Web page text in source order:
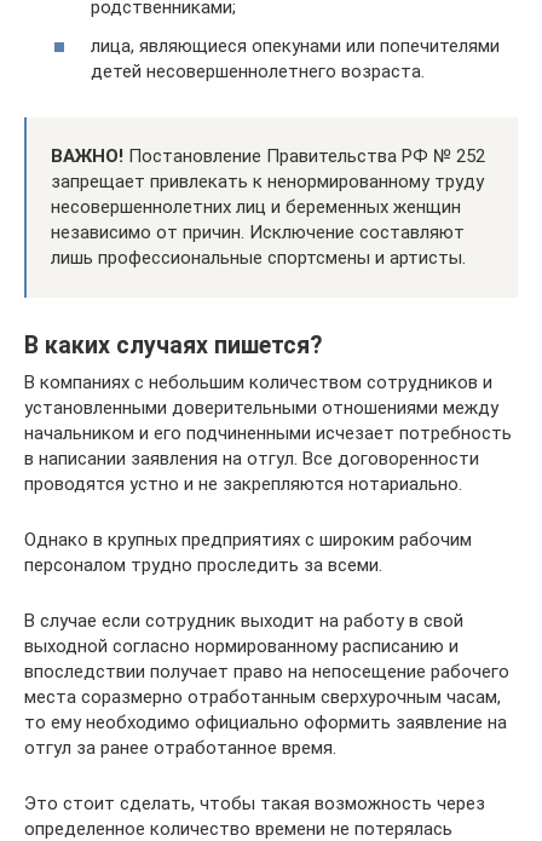
родственниками;
лица, являющиеся опекунами или попечителями
детей несовершеннолетнего возраста.
ВАЖНО! Постановление Правительства РФ № 252
запрещает привлекать к ненормированному труду
несовершеннолетних лиц и беременных женщин
независимо от причин. Исключение составляют
лишь профессиональные спортсмены и артисты.
В каких случаях пишется?
В компаниях с небольшим количеством сотрудников и
установленными доверительными отношениями между
начальником и его подчиненными исчезает потребность
в написании заявления на отгул. Все договоренности
проводятся устно и не закрепляются нотариально.
Однако в крупных предприятиях с широким рабочим
персоналом трудно проследить за всеми.
В случае если сотрудник выходит на работу в свой
выходной согласно нормированному расписанию и
впоследствии получает право на непосещение рабочего
места соразмерно отработанным сверхурочным часам,
то ему необходимо официально оформить заявление на
отгул за ранее отработанное время.
Это стоит сделать, чтобы такая возможность через
определенное количество времени не потерялась